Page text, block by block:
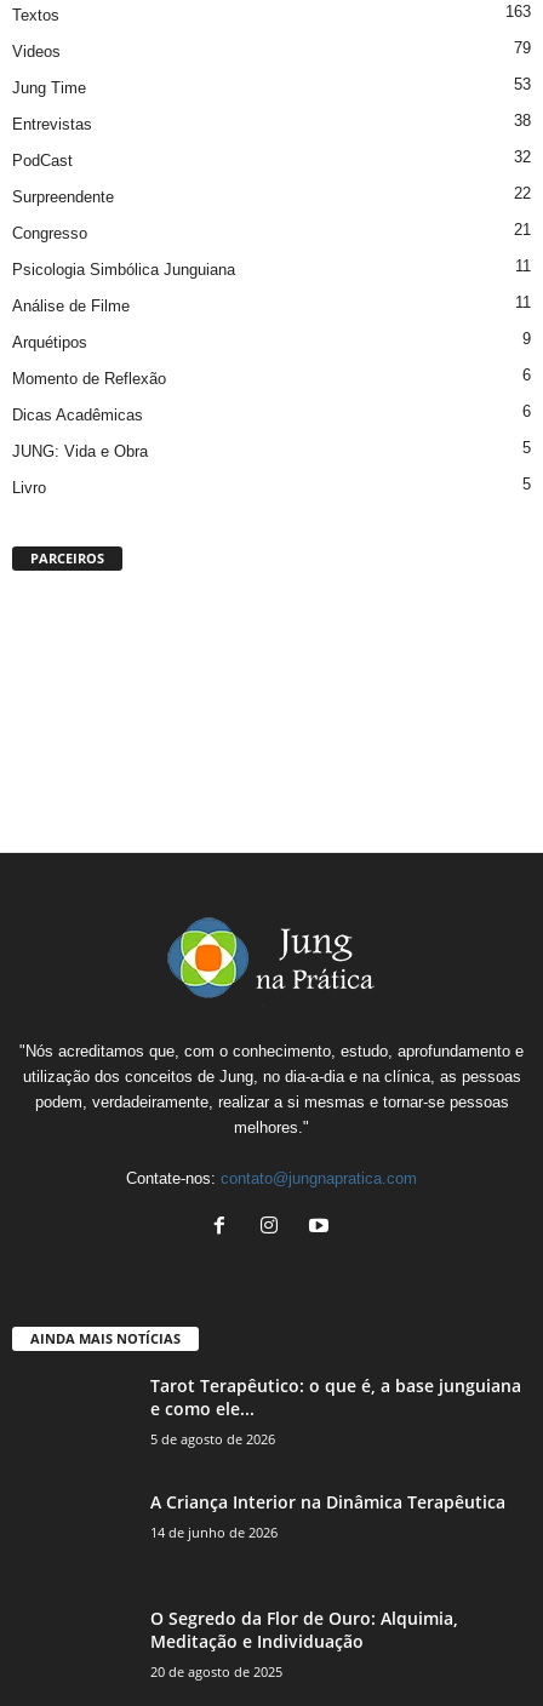
Textos 163
Videos 79
Jung Time 53
Entrevistas 38
PodCast 32
Surpreendente 22
Congresso 21
Psicologia Simbólica Junguiana 11
Análise de Filme 11
Arquétipos 9
Momento de Reflexão 6
Dicas Acadêmicas 6
JUNG: Vida e Obra 5
Livro 5
PARCEIROS
"Nós acreditamos que, com o conhecimento, estudo, aprofundamento e
utilização dos conceitos de Jung, no dia-a-dia e na clínica, as pessoas
podem, verdadeiramente, realizar a si mesmas e tornar-se pessoas
melhores."
Contate-nos: contato@jungnapratica.com
AINDA MAIS NOTÍCIAS
Tarot Terapêutico: o que é, a base junguiana
e como ele...
5 de agosto de 2026
A Criança Interior na Dinâmica Terapêutica
14 de junho de 2026
O Segredo da Flor de Ouro: Alquimia,
Meditação e Individuação
20 de agosto de 2025